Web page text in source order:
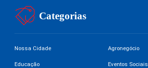
Categorias
Nossa Cidade Agronegócio
Educação Eventos Sociais